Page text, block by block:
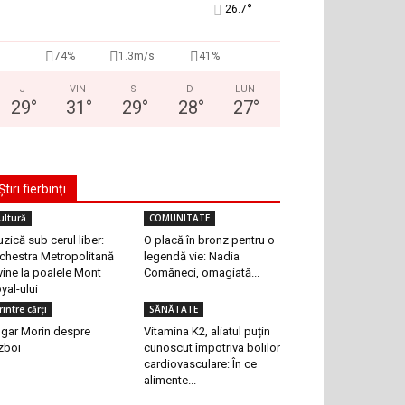
26.7°
74% 1.3m/s 41%
J
29°
VIN
31 °
S
29°
D
28°
LUN
27°
fierbinți
sub cerul liber:
Metropolitană
la poalele Mont
ului
COMUNITATE
O placă în bronz pentru o
legendă vie: Nadia
Comăneci, omagiată...
cărți
Morin despre
SĂNĂTATE
Vitamina K2, aliatul puțin
cunoscut împotriva bolilor
cardiovasculare: În ce
alimente...